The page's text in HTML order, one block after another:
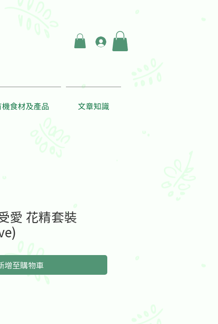
登入
機食材及產品 文章知識
愛 花精套裝
增至購物車